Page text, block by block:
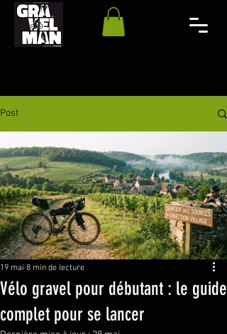
Post
Vélo gravel pour débutant : le guide
complet pour se lancer
19 mai 8 min de lecture